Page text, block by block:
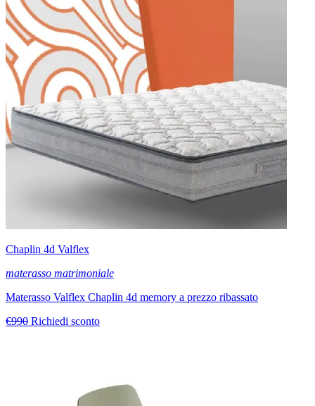
Chaplin 4d Valflex
materasso matrimoniale
Materasso Valflex Chaplin 4d memory a prezzo ribassato
€990 Richiedi sconto